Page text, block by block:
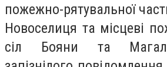
пожежно-рятувальної
Новоселиця та місцеві
сіл Бояни та